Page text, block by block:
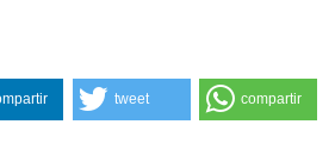
tweet compartir